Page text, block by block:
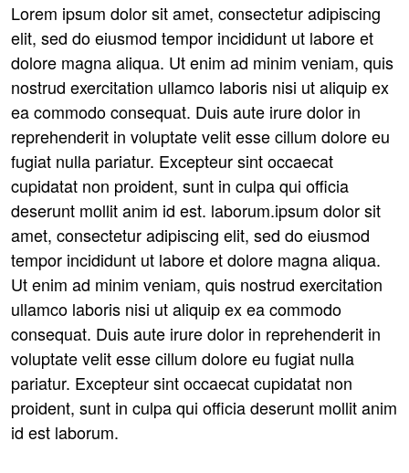
Lorem ipsum dolor sit amet, consectetur adipiscing
elit, sed do eiusmod tempor incididunt ut labore et
dolore magna aliqua. Ut enim ad minim veniam, quis
nostrud exercitation ullamco laboris nisi ut aliquip ex
ea commodo consequat. Duis aute irure dolor in
reprehenderit in voluptate velit esse cillum dolore eu
fugiat nulla pariatur. Excepteur sint occaecat
cupidatat non proident, sunt in culpa qui officia
deserunt mollit anim id est. laborum.ipsum dolor sit
amet, consectetur adipiscing elit, sed do eiusmod
tempor incididunt ut labore et dolore magna aliqua.
Ut enim ad minim veniam, quis nostrud exercitation
ullamco laboris nisi ut aliquip ex ea commodo
consequat. Duis aute irure dolor in reprehenderit in
voluptate velit esse cillum dolore eu fugiat nulla
pariatur. Excepteur sint occaecat cupidatat non
proident, sunt in culpa qui officia deserunt mollit anim
id est laborum.